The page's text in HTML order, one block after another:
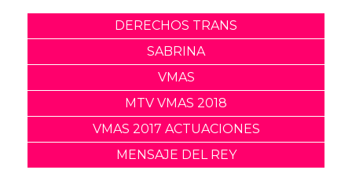
DERECHOS TRANS
SABRINA
VMAS
MTV VMAS 2018
VMAS 2017 ACTUACIONES
MENSAJE DEL REY